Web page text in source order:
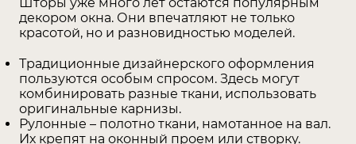
декором окна. Они впечатляют не только
красотой, но и разновидностью моделей.
Традиционные дизайнерского оформления
пользуются особым спросом. Здесь могут
комбинировать разные ткани, использовать
оригинальные карнизы.
Рулонные – полотно ткани, намотанное на вал.
Их крепят на оконный проем или створку.